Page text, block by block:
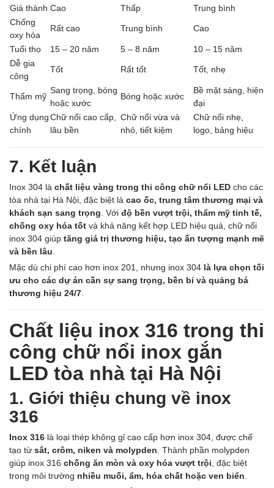
Giá thành Cao Thấp
Trung bình
Chống
oxy hóa
Rất cao Trung bình Cao
Tuổi thọ 15 – 20 năm 5 – 8 năm
10 – 15 năm
Dễ gia
công
Tốt Rất tốt Tốt, nhẹ
Thẩm mỹ
Sang trọng, bóng
hoặc xước
Bóng hoặc xước
Bề mặt sáng, hiện
đại
Ứng dụng
chính
Chữ nổi cao cấp,
lâu bền
Chữ nổi vừa và
nhỏ, tiết kiệm
Chữ nổi nhẹ,
logo, bảng hiệu
7. Kết luận
Inox 304 là chất liệu vàng trong thi công chữ nổi LED cho các
tòa nhà tại Hà Nội, đặc biệt là cao ốc, trung tâm thương mại và
khách sạn sang trọng . Với độ bền vượt trội, thẩm mỹ tinh tế,
chống oxy hóa tốt và khả năng kết hợp LED hiệu quả, chữ nổi
inox 304 giúp tăng giá trị thương hiệu, tạo ấn tượng mạnh mẽ
và bền lâu
Mặc dù chi phí cao hơn inox 201, nhưng inox 304 là lựa chọn tối
ưu cho các dự án cần sự sang trọng, bền bỉ và quảng bá
thương hiệu 24/7
Chất liệu inox 316 trong thi
công chữ nổi inox gắn
LED tòa nhà tại Hà Nội
1. Giới thiệu chung về inox
316
Inox 316 là loại thép không gỉ cao cấp hơn inox 304, được chế
tạo từ sắt, crôm, niken và molypden . Thành phần molypden
giúp inox 316 chống ăn mòn và oxy hóa vượt trội , đặc biệt
trong môi trường nhiều muối, ẩm, hóa chất hoặc ven biển